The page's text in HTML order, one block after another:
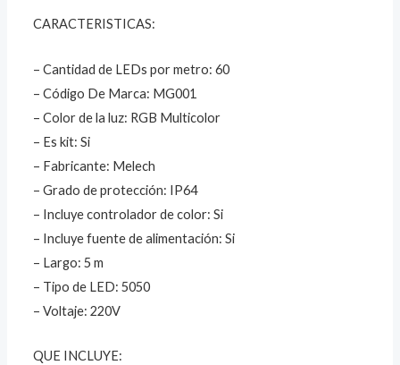
CARACTERISTICAS:
– Cantidad de LEDs por metro: 60
– Código De Marca: MG001
– Color de la luz: RGB Multicolor
– Es kit: Si
– Fabricante: Melech
– Grado de protección: IP64
– Incluye controlador de color: Si
– Incluye fuente de alimentación: Si
– Largo: 5 m
– Tipo de LED: 5050
– Voltaje: 220V
QUE INCLUYE: